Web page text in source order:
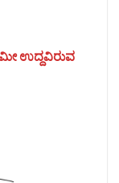
ಉದ್ದವಿರುವ